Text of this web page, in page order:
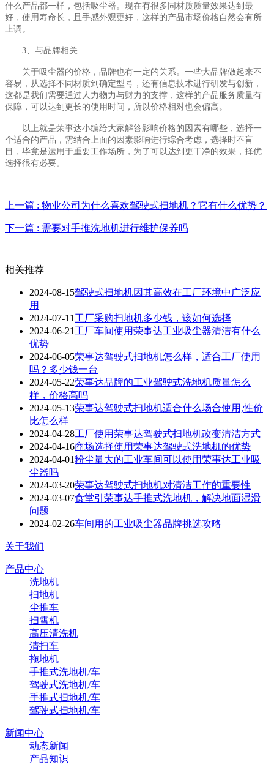
什么产品都一样，包括吸尘器。现在有很多同材质质量效果达到最
好，使用寿命长，且手感外观更好，这样的产品市场价格自然会有所
上调。
3、与品牌相关
关于吸尘器的价格，品牌也有一定的关系。一些大品牌做起来不
容易，从选择不同材质到确定型号，还有信息技术进行研发与创新，
这都是我们需要通过人力物力与财力的支撑，这样的产品服务质量有
保障，可以达到更长的使用时间，所以价格相对也会偏高。
以上就是荣事达小编给大家解答影响价格的因素有哪些，选择一
个适合的产品，需结合上面的因素影响进行综合考虑，选择时不盲
目，毕竟是运用于重要工作场所，为了可以达到更干净的效果，择优
选择很有必要。
上一篇 : 物业公司为什么喜欢驾驶式扫地机？它有什么优势？
下一篇 : 需要对手推洗地机进行维护保养吗
相关推荐
2024-08-15驾驶式扫地机​因其高效在工厂环境中广泛应
用
2024-07-11 工厂采购扫地机多少钱，该如何选择
2024-06-21 工厂车间使用荣事达工业吸尘器清洁有什么
优势
2024-06-05荣事达驾驶式扫地机怎么样，适合工厂使用
吗？多少钱一台
2024-05-22荣事达品牌的工业驾驶式洗地机质量怎么
样，价格高吗
2024-05-13荣事达驾驶式扫地机适合什么场合使用,性价
比怎么样
2024-04-28工厂使用荣事达驾驶式扫地机改变清洁方式
2024-04-16商场选择使用荣事达驾驶式洗地机​的优势
2024-04-01粉尘量大的工业车间可以使用荣事达工业吸
尘器吗
2024-03-20荣事达驾驶式扫地机对清洁工作的重要性
2024-03-07食堂引荣事达手推式洗地机，解决地面湿滑
问题
2024-02-26车间用的工业吸尘器品牌挑选攻略
关于我们
产品中心
洗地机
扫地机
尘推车
扫雪机
高压清洗机
清扫车
拖地机
手推式洗地机/车
驾驶式洗地机/车
手推式扫地机/车
驾驶式扫地机/车
新闻中心
动态新闻
产品知识